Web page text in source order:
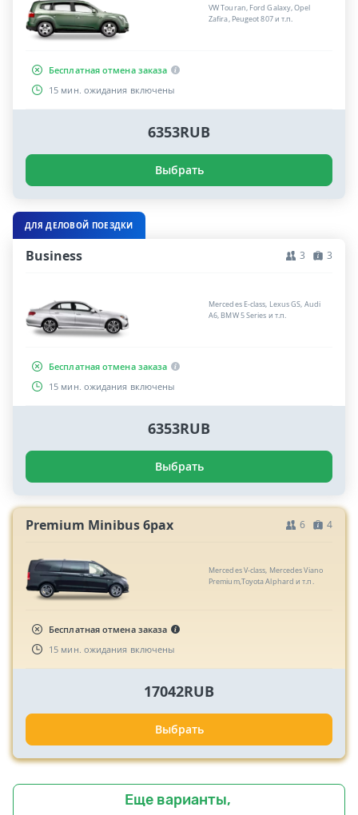
VW Touran, Ford Galaxy, Opel
Zafira, Peugeot 807 и т.п.
Бесплатная отмена заказа
15 мин. ожидания включены
6353RUB
Выбрать
ДЛЯ ДЕЛОВОЙ ПОЕЗДКИ
Business 3 3
Mercedes E-class, Lexus GS, Audi
A6, BMW 5 Series и т.п.
Бесплатная отмена заказа
15 мин. ожидания включены
6353RUB
Выбрать
Premium Minibus 6pax 6 4
Mercedes V-class, Mercedes Viano
Premium,Toyota Alphard и т.п.
Бесплатная отмена заказа
15 мин. ожидания включены
17042RUB
Выбрать
Еще варианты,